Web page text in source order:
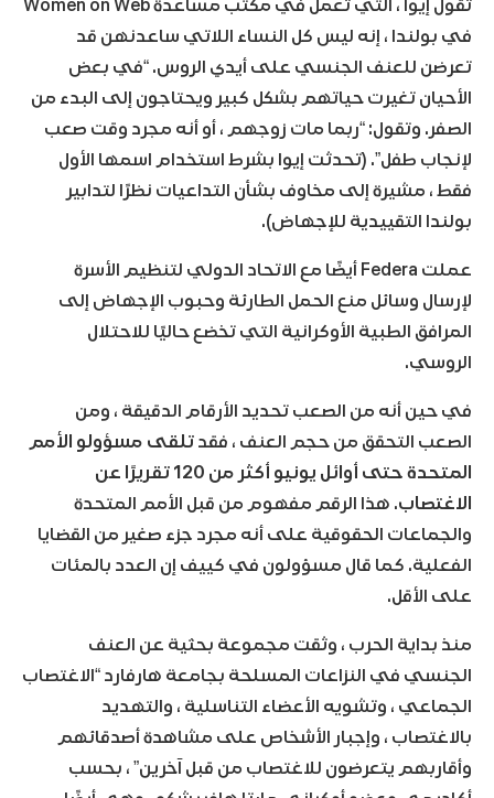
تقول إيوا ، التي تعمل في مكتب مساعدة Women on Web
في بولندا ، إنه ليس كل النساء اللاتي ساعدنهن قد
تعرضن للعنف الجنسي على أيدي الروس. “في بعض
الأحيان تغيرت حياتهم بشكل كبير ويحتاجون إلى البدء من
الصفر. وتقول: “ربما مات زوجهم ، أو أنه مجرد وقت صعب
لإنجاب طفل”. (تحدثت إيوا بشرط استخدام اسمها الأول
فقط ، مشيرة إلى مخاوف بشأن التداعيات نظرًا لتدابير
بولندا التقييدية للإجهاض).
عملت Federa أيضًا مع الاتحاد الدولي لتنظيم الأسرة
لإرسال وسائل منع الحمل الطارئة وحبوب الإجهاض إلى
المرافق الطبية الأوكرانية التي تخضع حاليًا للاحتلال
الروسي.
في حين أنه من الصعب تحديد الأرقام الدقيقة ، ومن
الصعب التحقق من حجم العنف ، فقد تلقى مسؤولو الأمم
المتحدة حتى أوائل يونيو أكثر من 120 تقريرًا عن
الاغتصاب. هذا الرقم مفهوم من قبل الأمم المتحدة
والجماعات الحقوقية على أنه مجرد جزء صغير من القضايا
الفعلية. كما قال مسؤولون في كييف إن العدد بالمئات
على الأقل.
منذ بداية الحرب ، وثقت مجموعة بحثية عن العنف
الجنسي في النزاعات المسلحة بجامعة هارفارد “الاغتصاب
الجماعي ، وتشويه الأعضاء التناسلية ، والتهديد
بالاغتصاب ، وإجبار الأشخاص على مشاهدة أصدقائهم
وأقاربهم يتعرضون للاغتصاب من قبل آخرين” ، بحسب